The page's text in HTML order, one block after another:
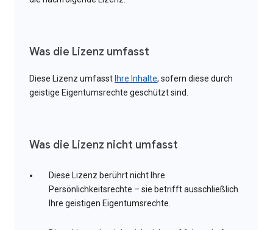
Was die Lizenz umfasst
Diese Lizenz umfasst Ihre Inhalte, sofern diese durch
geistige Eigentumsrechte geschützt sind.
Was die Lizenz nicht umfasst
Diese Lizenz berührt nicht Ihre
Persönlichkeitsrechte – sie betrifft ausschließlich
Ihre geistigen Eigentumsrechte.